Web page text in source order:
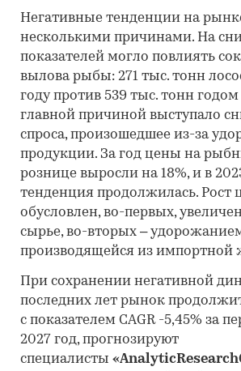
Негативные тенденции на
несколькими причинами. На
показателей могло повлиять
вылова рыбы: 271 тыс. тонн
году против 539 тыс. тонн
главной причиной выступало
спроса, произошедшее из-за
продукции. За год цены на
рознице выросли на 18%, и в
тенденция продолжилась. Рост
обусловлен, во-первых,
сырье, во-вторых –
производящейся из импортной
При сохранении негативной
последних лет рынок
с показателем CAGR -5,45% за
2027 год, прогнозируют
специалисты